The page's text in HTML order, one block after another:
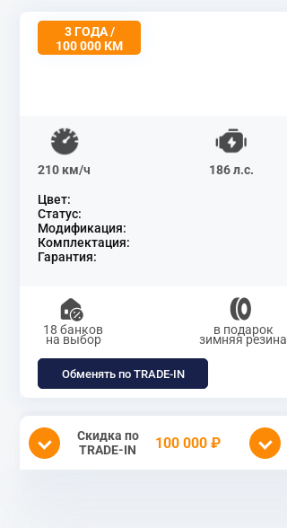
3 ГОДА /
100 000 КМ
210 км/ч 186 л.с.
Цвет:
Статус:
Модификация:
Комплектация:
Гарантия:
18 банков
на выбор
в подарок
зимняя резина
Обменять по TRADE-IN
Скидка по
TRADE-IN
100 000 ₽